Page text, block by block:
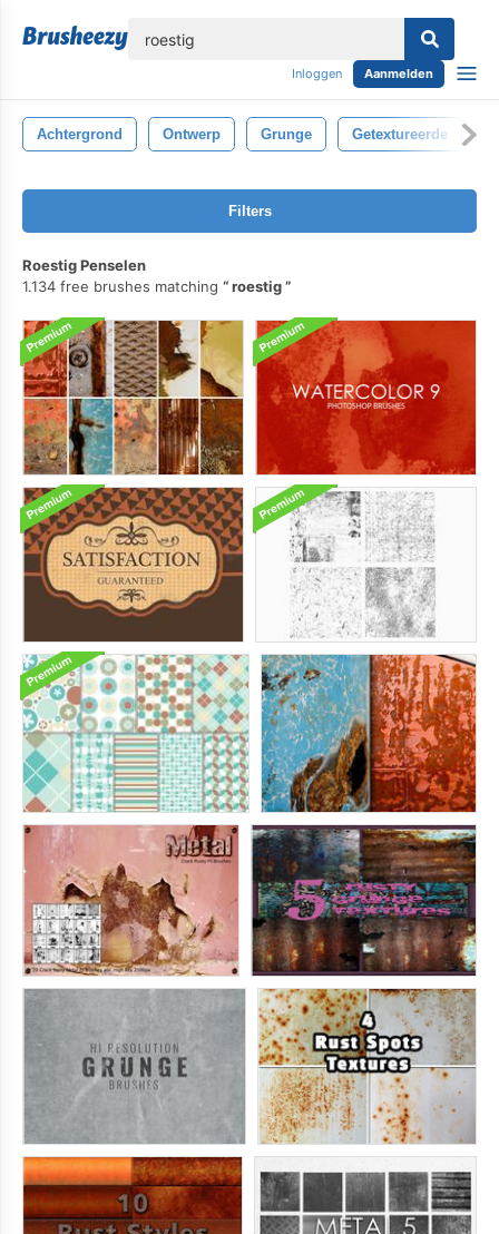
Inloggen Aanmelden
Achtergrond Ontwerp Grunge Getextureerde
Filters
Roestig Penselen
1.134 free brushes matching
roestig